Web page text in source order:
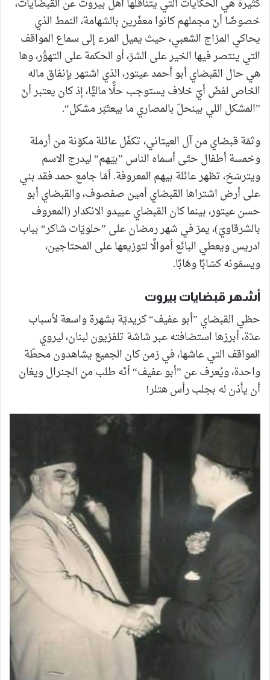
خصوصًا أنّ مجملهم كانوا معفّرين بالشهامة، النمط الذي
يحاكي المزاج الشعبي، حيث يميل المرء إلى سماع المواقف
التي ينتصر فيها الخير على الشرّ، أو الحكمة على التهوُّر، وها
هي حال القبضاي أبو أحمد عيتور، الذي اشتهر بإنفاق ماله
الخاص لفضّ أيّ خلاف يستوجب حلًّا ماليًّا، إذ كان يعتبر أنّ
”المشكل اللي بينحلّ بالمصاري ما بيعتَبَر مشكل“.
وثمّة قبضاي من آل العيتاني، تكفّل عائلة مكوّنة من أرملة
وخمسة أطفال حتّى أسماه الناس ”بيّهم“ ليدرج الاسم
ويترسّخ، تظهر عائلة بيهم المعروفة. أمّا جامع حمد فقد بني
على أرض اشتراها القبضاي أمين صفصوف، والقبضاي أبو
حسن عيتور، بينما كان القبضاي عبيدو الانكدار (المعروف
بالشرقاويّ)، يمرّ في شهر رمضان على ”حلويّات شاكر“ بباب
ادريس ويعطي البائع أموالًا لتوزيعها على المحتاجين،
ويسمّونه كسّابًا وهّابًا.
أشهر قبضايات بيروت
حظي القبضاي ”أبو عفيف“ كريديّة بشهرة واسعة لأسباب
عدّة، أبرزها استضافته عبر شاشة تلفزيون لبنان، ليروي
المواقف التي عاشها، في زمن كان الجميع يشاهدون محطّة
واحدة، ويُعرف عن ”أبو عفيف“ أنّه طلب من الجنرال ويغان
أن يأذن له بجلب رأس هتلر!